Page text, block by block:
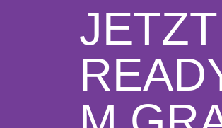
JETZT